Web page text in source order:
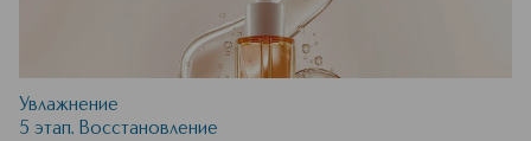
Увлажнение
5 этап. Восстановление